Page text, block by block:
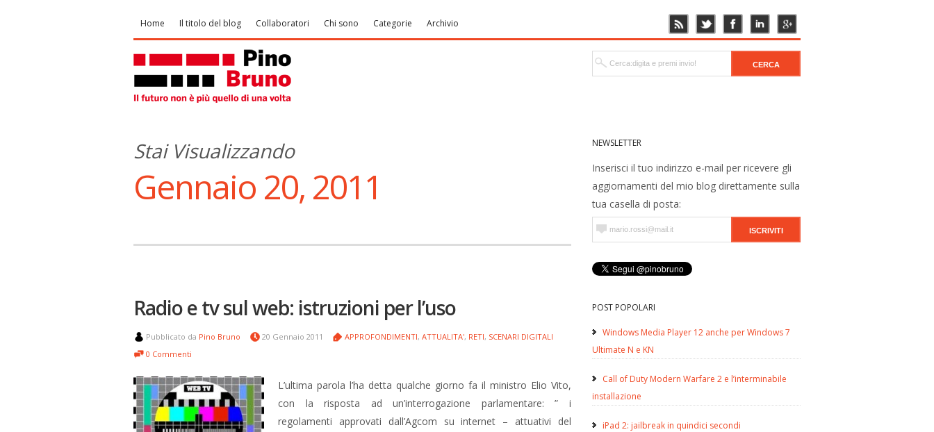
Home Il titolo del blog Collaboratori Chi sono Categorie Archivio
NEWSLETTER
Inserisci il tuo indirizzo e-mail per ricevere gli
aggiornamenti del mio blog direttamente sulla
tua casella di posta:
POST POPOLARI
Windows Media Player 12 anche per Windows 7
Ultimate N e KN
Call of Duty Modern Warfare 2 e l’interminabile
installazione
iPad 2: jailbreak in quindici secondi
Stai Visualizzando
Gennaio 20, 2011
Radio e tv sul web: istruzioni per l’uso
Pubblicato da Pino Bruno 20 Gennaio 2011 APPROFONDIMENTI, ATTUALITA', RETI, SCENARI DIGITALI
0 Commenti
L’ultima parola l’ha detta qualche giorno fa il ministro Elio Vito,
con la risposta ad un’interrogazione parlamentare: ” i
regolamenti approvati dall’Agcom su internet – attuativi del